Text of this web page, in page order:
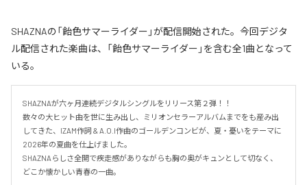
SHAZNAの「飴色サマーライダー」が配信開始された。今回デジタ
ル配信された楽曲は、「飴色サマーライダー」を含む全1曲となって
いる。
SHAZNAが六ヶ月連続デジタルシングルをリリース第２弾！！
数々の大ヒット曲を世に生み出し、ミリオンセラーアルバムまでをも産み出
してきた、IZAM作詞 & A.O.I作曲のゴールデンコンビが、夏・憂いをテーマに
2026年の夏曲を仕上げました。
SHAZNAらしさ全開で疾走感がありながらも胸の奥がキュンとして切なく、
どこか懐かしい青春の一曲。